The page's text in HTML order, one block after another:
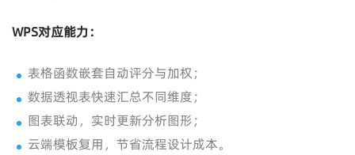
WPS对应能力：
表格函数嵌套自动评分与加权；
数据透视表快速汇总不同维度；
图表联动，实时更新分析图形；
云端模板复用，节省流程设计成本。